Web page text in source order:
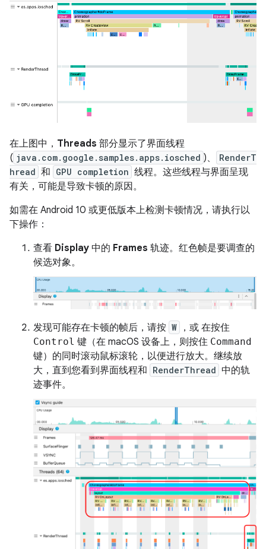
在上图中， Threads 部分显示了界面线程
( java.com.google.samples.apps.iosched )、
RenderT
hread 和 GPU completion 线程。这些线程与界面呈现
有关，可能是导致卡顿的原因。
如需在 Android 10 或更低版本上检测卡顿情况，请执行以
下操作：
查看 Display 中的 Frames 轨迹。红色帧是要调查的
候选对象。
发现可能存在卡顿的帧后，请按 W ，或 在按住
Control 键（在 macOS 设备上，则按住 Command
键）的同时滚动鼠标滚轮，以便进行放大。继续放
大，直到您看到界面线程和 RenderThread 中的轨
迹事件。